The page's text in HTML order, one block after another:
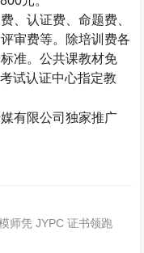
、认证费、命题费、
审费等。除培训费各
准。公共课教材免
试认证中心指定教
有限公司独家推广
师凭 JYPC 证书领跑